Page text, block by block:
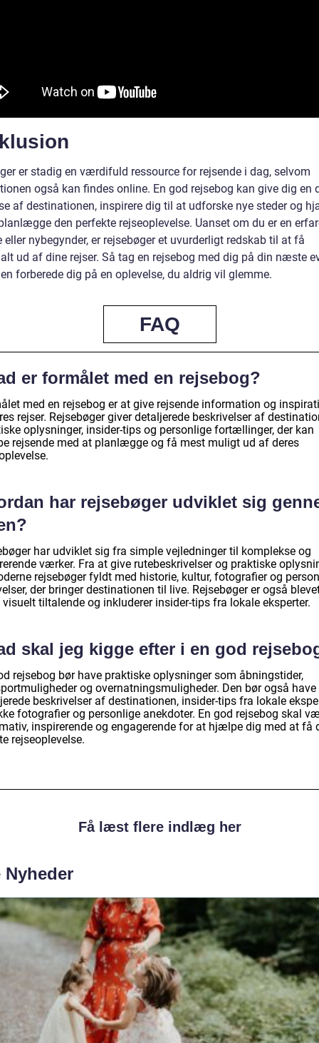
er stadig en værdifuld ressource for rejsende i dag, selvom
også kan findes online. En god rejsebog kan give dig en
af destinationen, inspirere dig til at udforske nye steder og
den perfekte rejseoplevelse. Uanset om du er en
eller nybegynder, er rejsebøger et uvurderligt redskab til at få
ud af dine rejser. Så tag en rejsebog med dig på din næste
forberede dig på en oplevelse, du aldrig vil glemme.
FAQ
er formålet med en rejsebog?
med en rejsebog er at give rejsende information og
rejser. Rejsebøger giver detaljerede beskrivelser af
oplysninger, insider-tips og personlige fortællinger, der kan
rejsende med at planlægge og få mest muligt ud af deres
har rejsebøger udviklet sig
har udviklet sig fra simple vejledninger til komplekse og
værker. Fra at give rutebeskrivelser og praktiske
rejsebøger fyldt med historie, kultur, fotografier og
der bringer destinationen til live. Rejsebøger er også
visuelt tiltalende og inkluderer insider-tips fra lokale eksperter.
skal jeg kigge efter i en god
rejsebog bør have praktiske oplysninger som åbningstider,
og overnatningsmuligheder. Den bør også have
beskrivelser af destinationen, insider-tips fra lokale
fotografier og personlige anekdoter. En god rejsebog skal
inspirerende og engagerende for at hjælpe dig med at få
rejseoplevelse.
Få læst flere indlæg her
Nyheder